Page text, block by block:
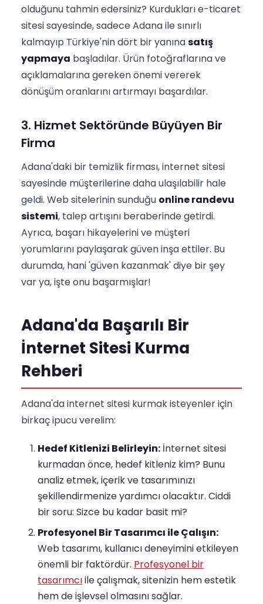
olduğunu tahmin edersiniz? Kurdukları e-ticaret
sitesi sayesinde, sadece Adana ile sınırlı
kalmayıp Türkiye'nin dört bir yanınasatış
yapmaya başladılar. Ürün fotoğraflarına ve
açıklamalarına gereken önemi vererek
dönüşüm oranlarını artırmayı başardılar.
3. Hizmet Sektöründe Büyüyen Bir
Firma
Adana'daki bir temizlik firması, internet sitesi
sayesinde müşterilerine daha ulaşılabilir hale
geldi. Web sitelerinin sunduğu online randevu
sistemi, talep artışını beraberinde getirdi.
Ayrıca, başarı hikayelerini ve müşteri
yorumlarını paylaşarak güven inşa ettiler. Bu
durumda, hani 'güven kazanmak' diye bir şey
var ya, işte onu başarmışlar!
Adana'da Başarılı Bir
İnternet Sitesi Kurma
Rehberi
Adana'da internet sitesi kurmak isteyenler için
birkaç ipucu verelim:
Hedef Kitlenizi Belirleyin: İnternet sitesi
kurmadan önce, hedef kitleniz kim? Bunu
analiz etmek, içerik ve tasarımınızı
şekillendirmenize yardımcı olacaktır. Ciddi
bir soru: Sizce bu kadar basit mi?
Profesyonel Bir Tasarımcı ile Çalışın:
Web tasarımı, kullanıcı deneyimini etkileyen
önemli bir faktördür. Profesyonel bir
tasarımcıile çalışmak, sitenizin hem estetik
hem de işlevsel olmasını sağlar.